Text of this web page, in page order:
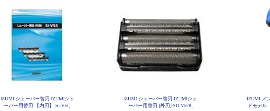
IZUMI シェーバー替刃 IZUMIシェ
ーバー用替刃 【内刃】 SI-V55
IZUMI シェーバー替刃 IZUMIシェ
ーバー用替刃 [外刃] SO-V578
IZUMI メ
ドモデル